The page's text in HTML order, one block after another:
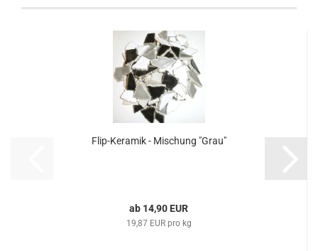
Flip-Keramik - Mischung "Grau"
ab 14,90 EUR
19,87 EUR pro kg